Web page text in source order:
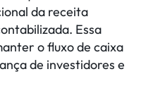
da receita
Essa
o fluxo de caixa
de investidores e